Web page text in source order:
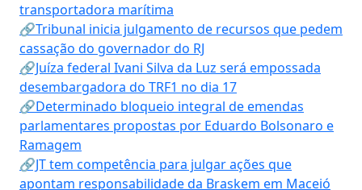
transportadora marítima
🔗Tribunal inicia julgamento de recursos que pedem
cassação do governador do RJ
🔗Juíza federal Ivani Silva da Luz será empossada
desembargadora do TRF1 no dia 17
🔗Determinado bloqueio integral de emendas
parlamentares propostas por Eduardo Bolsonaro e
Ramagem
🔗JT tem competência para julgar ações que
apontam responsabilidade da Braskem em Maceió